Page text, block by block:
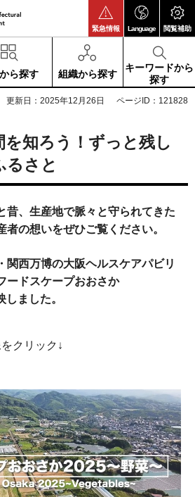
緊急情報 Language 閲覧補助
ら探す 組織から探す
キーワードから
探す
更新日：2025年12月26日 ページID：121828
を知ろう！ずっと残し
るさと
、生産地で脈々と守られてきた
者の想いをぜひご覧ください。
西万博の大阪ヘルスケアパビリ
ードスケープおおさか
ました。
クリック↓